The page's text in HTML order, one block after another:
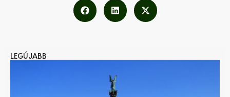
LEGÚJABB